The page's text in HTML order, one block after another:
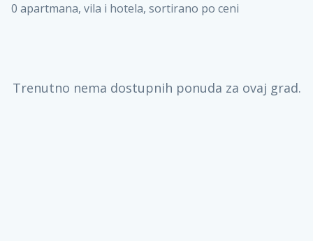
0 apartmana, vila i hotela, sortirano po ceni
Trenutno nema dostupnih ponuda za ovaj grad.